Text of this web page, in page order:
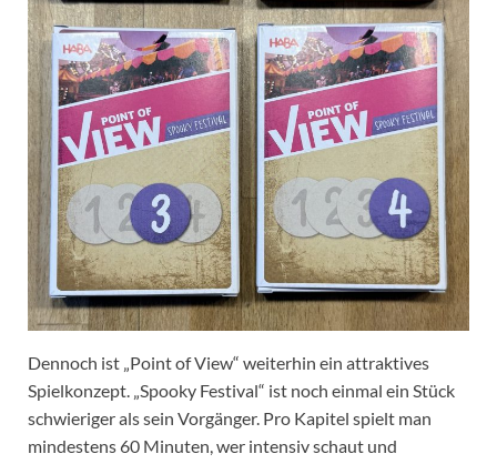
Dennoch ist „Point of View“ weiterhin ein attraktives
Spielkonzept. „Spooky Festival“ ist noch einmal ein Stück
schwieriger als sein Vorgänger. Pro Kapitel spielt man
mindestens 60 Minuten, wer intensiv schaut und